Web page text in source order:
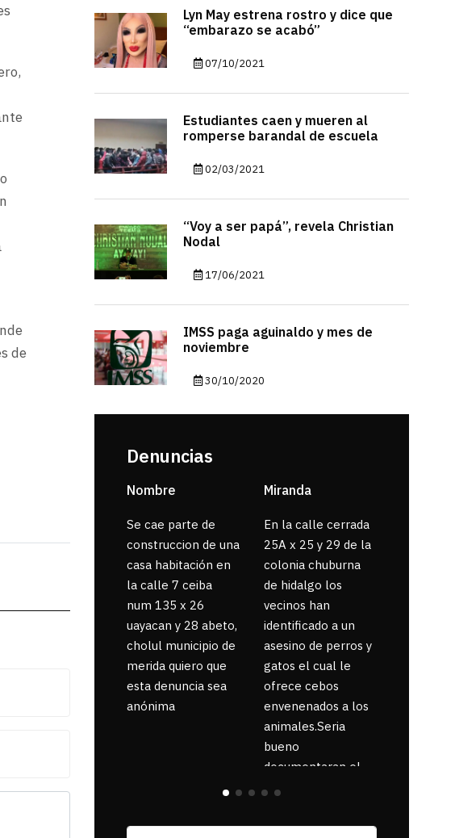
de
Lyn May estrena rostro y dice que
“embarazo se acabó”
07/10/2021
Estudiantes caen y mueren al
romperse barandal de escuela
02/03/2021
“Voy a ser papá”, revela Christian
Nodal
17/06/2021
IMSS paga aguinaldo y mes de
noviembre
30/10/2020
Denuncias
Nombre
Se cae parte de
construccion de una
casa habitación en
la calle 7 ceiba
num 135 x 26
uayacan y 28 abeto,
cholul municipio de
merida quiero que
esta denuncia sea
anónima
Miranda
En la calle cerrada
25A x 25 y 29 de la
colonia chuburna
de hidalgo los
vecinos han
identificado a un
asesino de perros y
gatos el cual le
ofrece cebos
envenenados a los
animales.Seria
bueno
documentaran el
suceso ya que la
pancartas de